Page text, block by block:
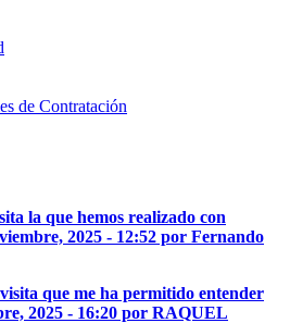
de Contratación
la que hemos realizado con
2025 - 12:52 por Fernando
que me ha permitido entender
2025 - 16:20 por RAQUEL